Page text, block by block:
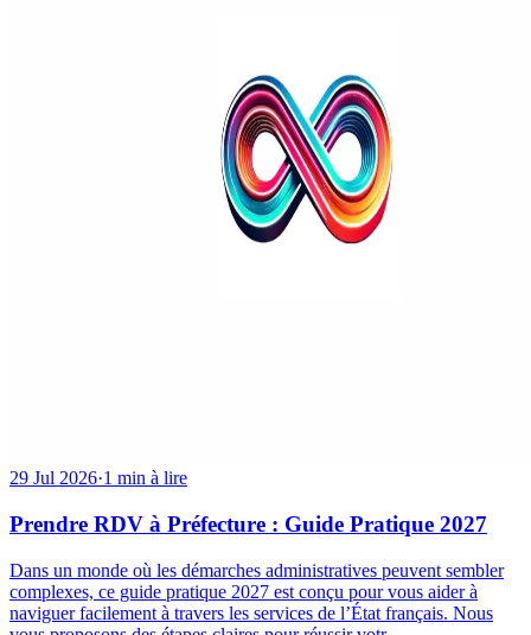
29 Jul 2026·1 min à lire
Prendre RDV à Préfecture : Guide Pratique 2027
Dans un monde où les démarches administratives peuvent sembler
complexes, ce guide pratique 2027 est conçu pour vous aider à
naviguer facilement à travers les services de l’État français. Nous